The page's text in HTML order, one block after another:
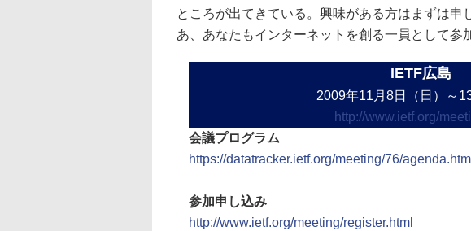
ところが出てきている。興味がある方はまずは申
あ、あなたもインターネットを創る一員として参
IETF広島
2009年11月8日（日）～
http://www.ietf.org/
会議プログラム
https://datatracker.ietf.org/meeting/76/agenda.html
参加申し込み
http://www.ietf.org/meeting/register.html